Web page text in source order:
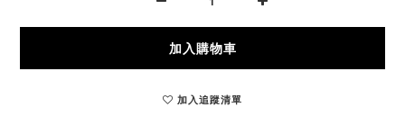
加入購物車
加入追蹤清單